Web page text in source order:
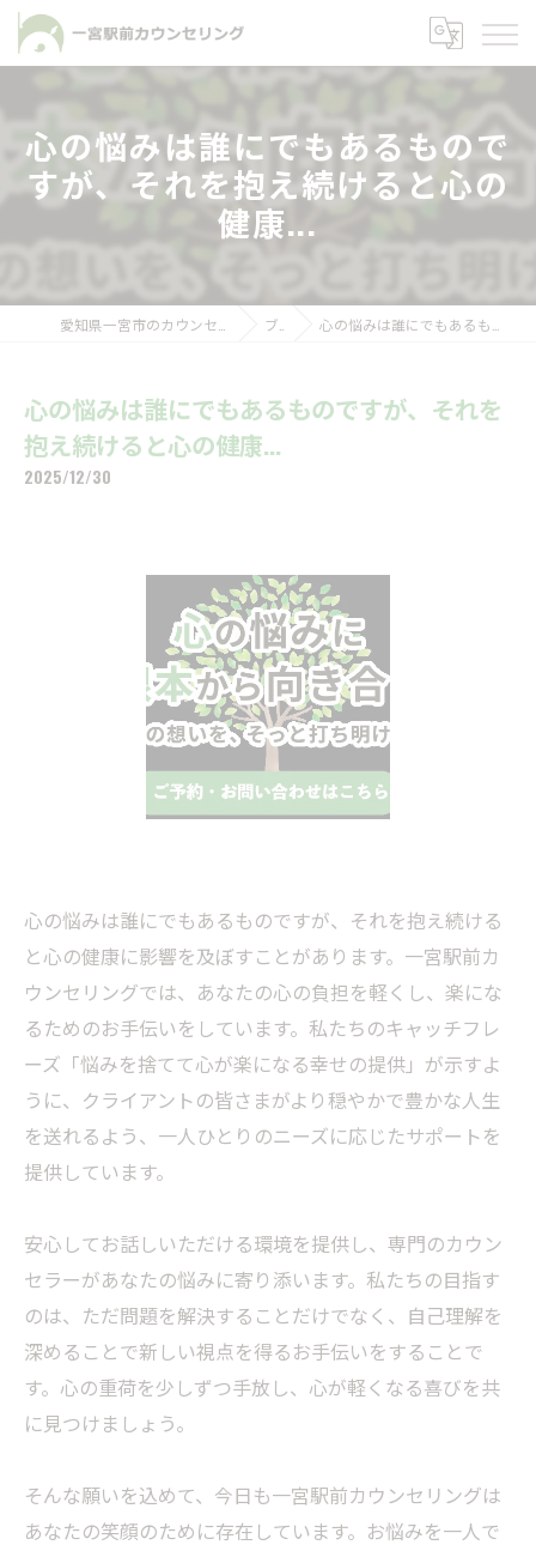
心の悩みは誰にでもあるもので
すが、それを抱え続けると心の
健康...
ブログ 心の悩みは誰にでもあるものですが、それを抱え続けると心の健康...
心の悩みは誰にでもあるものですが、それを
抱え続けると心の健康...
2025/12/30
心の悩みは誰にでもあるものですが、それを抱え続ける
と心の健康に影響を及ぼすことがあります。一宮駅前カ
ウンセリングでは、あなたの心の負担を軽くし、楽にな
るためのお手伝いをしています。私たちのキャッチフレ
ーズ「悩みを捨てて心が楽になる幸せの提供」が示すよ
うに、クライアントの皆さまがより穏やかで豊かな人生
を送れるよう、一人ひとりのニーズに応じたサポートを
提供しています。
安心してお話しいただける環境を提供し、専門のカウン
セラーがあなたの悩みに寄り添います。私たちの目指す
のは、ただ問題を解決することだけでなく、自己理解を
深めることで新しい視点を得るお手伝いをすることで
す。心の重荷を少しずつ手放し、心が軽くなる喜びを共
に見つけましょう。
そんな願いを込めて、今日も一宮駅前カウンセリングは
あなたの笑顔のために存在しています。お悩みを一人で